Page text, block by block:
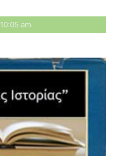
10:05 am